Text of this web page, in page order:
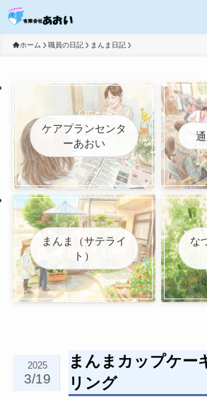
ホーム 職員の日記 まんま日記
ケアプランセンタ
ーあおい
まんま（サテライ
ト）
な
まんまカップケー
リング
2025
3/19